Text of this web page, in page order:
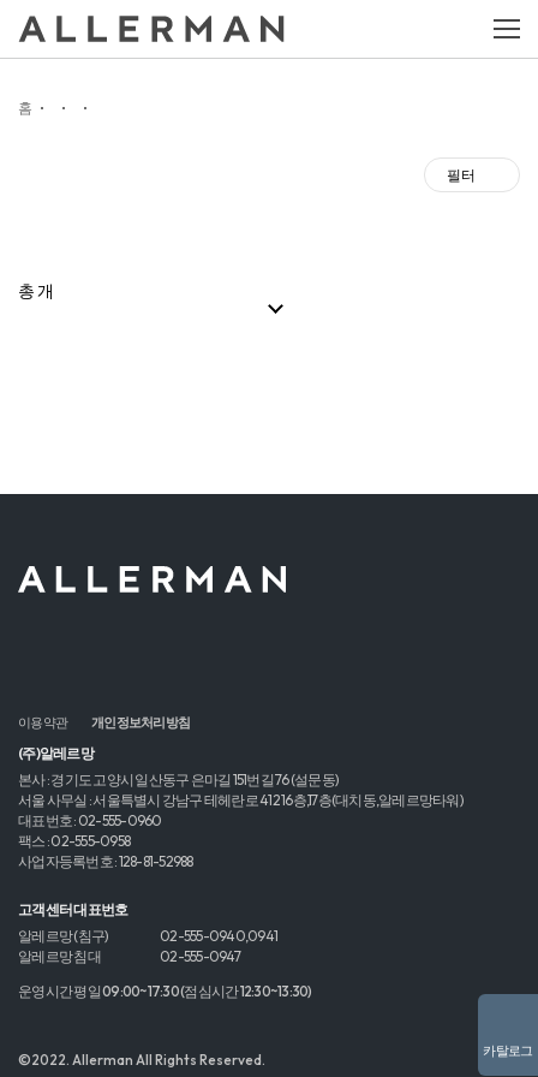
홈
카탈로그
필터
총개
이용약관 개인정보처리방침
(주)알레르망
본사 : 경기도 고양시 일산동구 은마길 151번길 76 (설문동)
서울 사무실 : 서울특별시 강남구 테헤란로 412 16층,17층(대치동,알레르망타워)
대표번호 : 02-555-0960
팩스 : 02-555-0958
사업자등록번호 : 128-81-52988
고객센터 대표번호
알레르망 (침구)
02-555-0940,0941
알레르망 침대
02-555-0947
운영시간 평일 09:00~17:30 (점심시간 12:30~13:30)
©2022. Allerman All Rights Reserved.